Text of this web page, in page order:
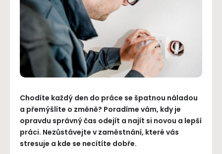
Chodíte každý den do práce se špatnou náladou
a přemýšlíte o změně? Poradíme vám, kdy je
opravdu správný čas odejít a najít si novou a lepší
práci. Nezůstávejte v zaměstnání, které vás
stresuje a kde se necítíte dobře.